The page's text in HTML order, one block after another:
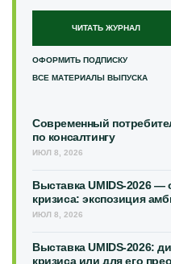
ЧИТАТЬ ЖУРНАЛ
ОФОРМИТЬ ПОДПИСКУ
ВСЕ МАТЕРИАЛЫ ВЫПУСКА
Современный
по консалтингу
ИЮЛ 8, 2026
Выставка UMIDS-2026 —
кризиса: экспозиция
ИЮЛ 8, 2026
Выставка UMIDS-2026:
кризиса или для его